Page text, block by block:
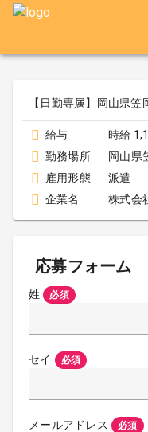
【日勤専属】岡山県
給与
時給
勤務場所
岡山県
雇用形態
派遣
企業名
株式会
応募フォーム
姓 必須
セイ 必須
メールアドレス 必須